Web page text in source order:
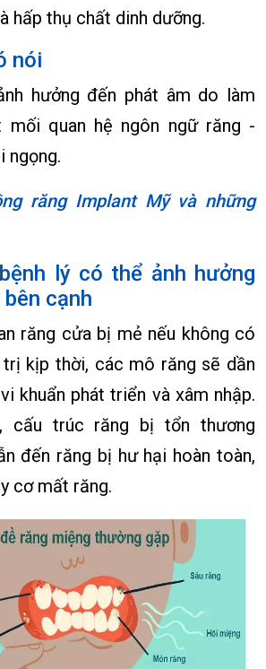
hấp thụ chất dinh dưỡng.
nói
hưởng đến phát âm do làm
mối quan hệ ngôn ngữ răng -
ngọng.
răng Implant Mỹ và những
lý có thể ảnh hưởng
cạnh
răng cửa bị mẻ nếu không có
trị kịp thời, các mô răng sẽ dần
khuẩn phát triển và xâm nhập.
cấu trúc răng bị tổn thương
đến răng bị hư hại hoàn toàn,
cơ mất răng.